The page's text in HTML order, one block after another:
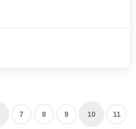
7 8 9 10 11